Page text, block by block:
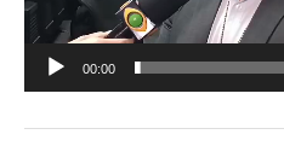
00:00